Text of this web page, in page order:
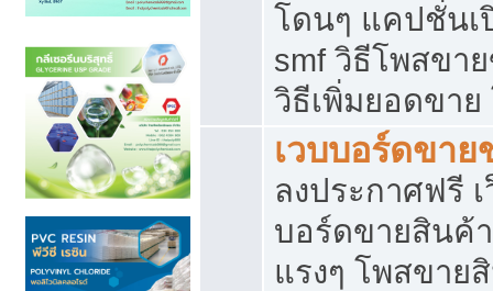
โดนๆ แคปชั่นเ
smf วิธีโพสขา
วิธีเพิ่มยอดขาย
เวบบอร์ดขา
ลงประกาศฟรี
บอร์ดขายสินค้
แรงๆ โพสขาย